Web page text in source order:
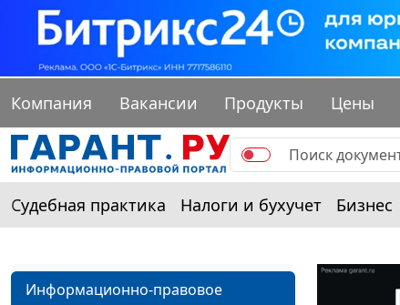
Компания Вакансии Продукты Цены
Судебная практика Налоги и бухучет Бизнес
Информационно-правовое